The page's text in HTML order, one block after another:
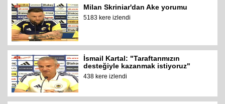
Milan Skriniar'dan Ake yorumu
5183 kere izlendi
İsmail Kartal: "Taraftarımızın
desteğiyle kazanmak istiyoruz"
438 kere izlendi